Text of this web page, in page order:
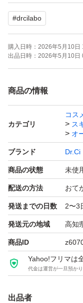
アクアコラーゲン
100g
よろしくお願いいた
120ｇから100ｇに
#drcilabo
購入日時： 2026年5月10日
出品日時： 2026年5月10日
商品の情報
カテゴリ
コス
ス
オ
ブランド Dr.Ci
商品の状態 未使
配送の方法 おて
発送までの日数 2〜3
発送元の地域 高知
商品ID
Yahoo!フリマは
代金は運営が一旦預か
出品者